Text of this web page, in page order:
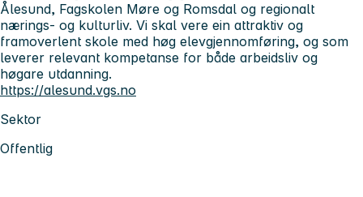
Ålesund, Fagskolen Møre og Romsdal og regionalt
nærings- og kulturliv. Vi skal vere ein attraktiv og
framoverlent skole med høg elevgjennomføring, og som
leverer relevant kompetanse for både arbeidsliv og
høgare utdanning.
https://alesund.vgs.no
Sektor
Offentlig